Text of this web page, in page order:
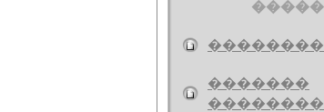
�����
�������